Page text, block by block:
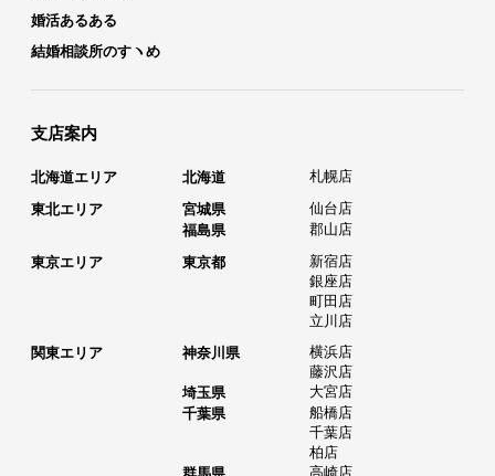
婚活あるある
結婚相談所のすヽめ
支店案内
北海道エリア 北海道
札幌店
東北エリア
宮城県
仙台店
福島県
郡山店
東京エリア
東京都
新宿店
銀座店
町田店
立川店
関東エリア
神奈川県
横浜店
藤沢店
埼玉県
大宮店
千葉県
船橋店
千葉店
柏店
高崎店